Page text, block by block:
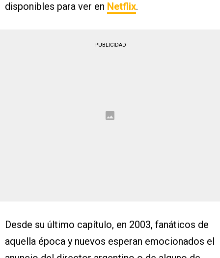
disponibles para ver en Netflix.
PUBLICIDAD
Desde su último capítulo, en 2003, fanáticos de
aquella época y nuevos esperan emocionados el